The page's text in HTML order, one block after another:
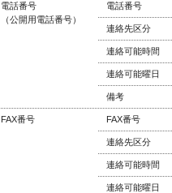
電話番号
（公開用電話番号）
電話番号
連絡先区分
連絡可能時間
連絡可能曜日
備考
FAX番号 FAX番号
連絡先区分
連絡可能時間
連絡可能曜日